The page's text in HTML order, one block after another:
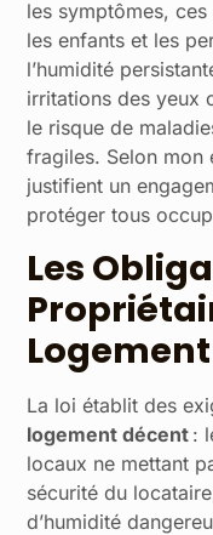
les symptômes,
les enfants et les
l’humidité
irritations des yeux
le risque de
fragiles. Selon mon
justifient un
protéger tous
Les
La loi établit des
logement décent :
locaux ne mettant
sécurité du
d’humidité